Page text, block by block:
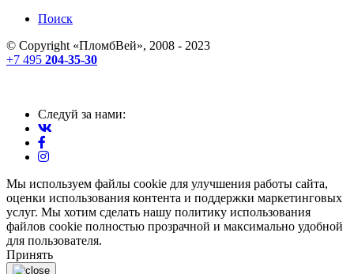
Поиск
© Copyright «ПломбВей», 2008 - 2023
+7 495 204-35-30
Следуй за нами:
Мы используем файлы cookie для улучшения работы сайта,
оценки использования контента и поддержки маркетинговых
услуг. Мы хотим сделать нашу политику использования
файлов cookie полностью прозрачной и максимально удобной
для пользователя.
Принять